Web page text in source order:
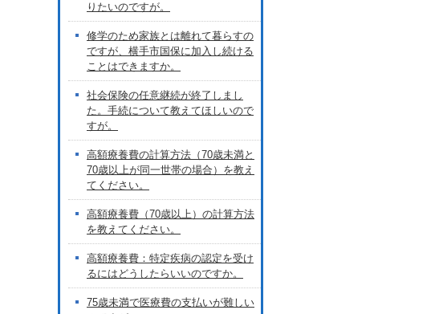
りたいのですが。
修学のため家族とは離れて暮らすの
ですが、横手市国保に加入し続ける
ことはできますか。
社会保険の任意継続が終了しまし
た。手続について教えてほしいので
すが。
高額療養費の計算方法（70歳未満と
70歳以上が同一世帯の場合）を教え
てください。
高額療養費（70歳以上）の計算方法
を教えてください。
高額療養費：特定疾病の認定を受け
るにはどうしたらいいのですか。
75歳未満で医療費の支払いが難しい